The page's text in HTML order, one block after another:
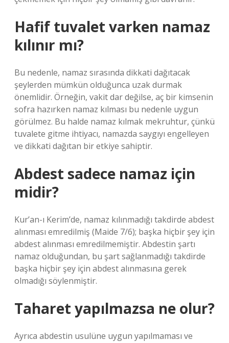
Hafif tuvalet varken namaz
kılınır mı?
Bu nedenle, namaz sırasında dikkati dağıtacak
şeylerden mümkün olduğunca uzak durmak
önemlidir. Örneğin, vakit dar değilse, aç bir kimsenin
sofra hazırken namaz kılması bu nedenle uygun
görülmez. Bu halde namaz kılmak mekruhtur, çünkü
tuvalete gitme ihtiyacı, namazda saygıyı engelleyen
ve dikkati dağıtan bir etkiye sahiptir.
Abdest sadece namaz için
midir?
Kur’an-ı Kerim’de, namaz kılınmadığı takdirde abdest
alınması emredilmiş (Maide 7/6); başka hiçbir şey için
abdest alınması emredilmemiştir. Abdestin şartı
namaz olduğundan, bu şart sağlanmadığı takdirde
başka hiçbir şey için abdest alınmasına gerek
olmadığı söylenmiştir.
Taharet yapılmazsa ne olur?
Ayrıca abdestin usulüne uygun yapılmaması ve